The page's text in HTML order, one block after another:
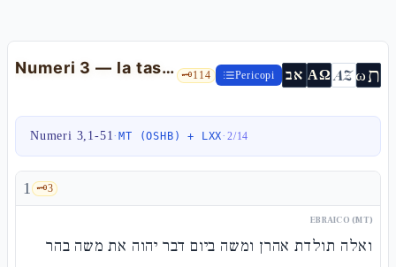
Numeri 3 — la tassonomia del sacro: kohèn, levì, zar e il pidyòn 🗝️114 Pericopi אב ΑΩ AZωת
Numeri 3,1-51·MT (OSHB) + LXX·2/14
1 🗝️3
EBRAICO (MT)
ואלה תולדת אהרן ומשה ביום דבר יהוה את משה בהר